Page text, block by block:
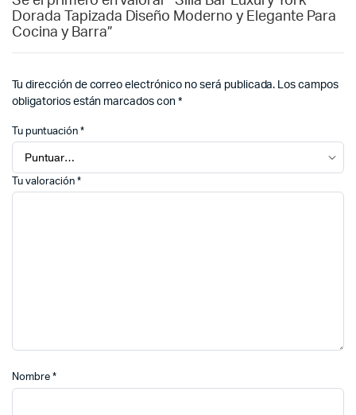
Dorada Tapizada Diseño Moderno y Elegante Para
Cocina y Barra”
Tu dirección de correo electrónico no será publicada. Los campos
obligatorios están marcados con*
Tu puntuación *
Tu valoración *
Nombre *